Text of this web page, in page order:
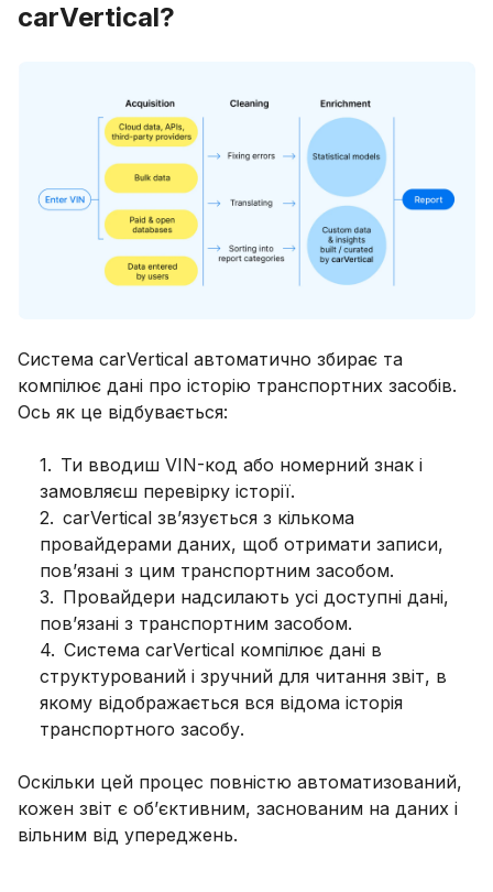
carVertical?
Система carVertical автоматично збирає та
компілює дані про історію транспортних засобів.
Ось як це відбувається:
1. Ти вводиш VIN-код або номерний знак і
замовляєш перевірку історії.
2. carVertical зв’язується з кількома
провайдерами даних, щоб отримати записи,
пов’язані з цим транспортним засобом.
3. Провайдери надсилають усі доступні дані,
пов’язані з транспортним засобом.
4. Система carVertical компілює дані в
структурований і зручний для читання звіт, в
якому відображається вся відома історія
транспортного засобу.
Оскільки цей процес повністю автоматизований,
кожен звіт є об’єктивним, заснованим на даних і
вільним від упереджень.